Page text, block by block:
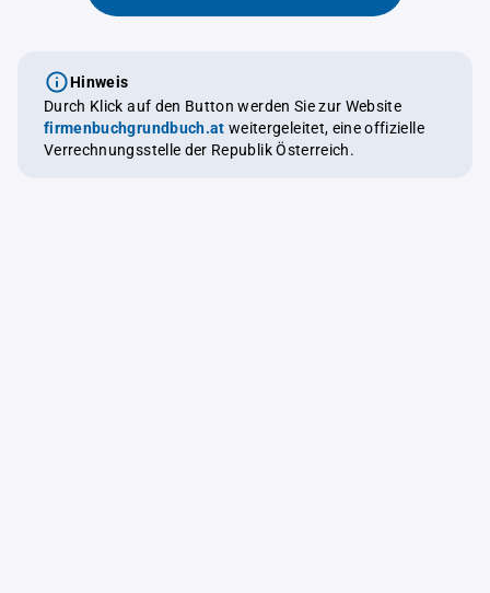
Hinweis
Durch Klick auf den Button werden Sie zur Website
firmenbuchgrundbuch.at weitergeleitet, eine offizielle
Verrechnungsstelle der Republik Österreich.